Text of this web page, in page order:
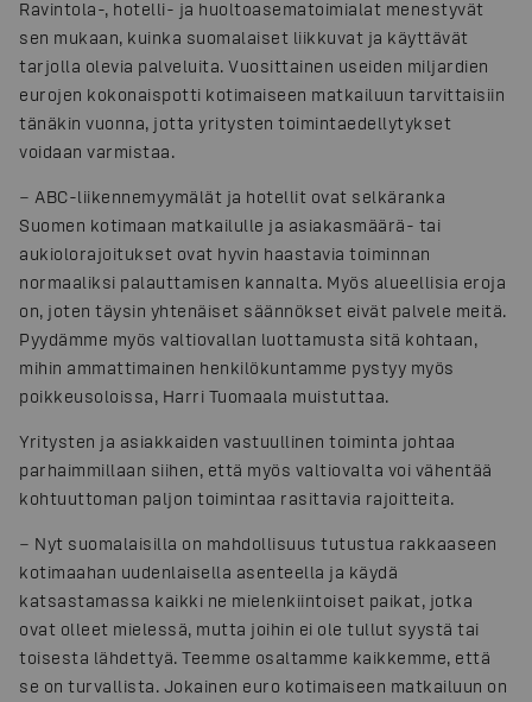
Ravintola-, hotelli- ja huoltoasematoimialat menestyvät
sen mukaan, kuinka suomalaiset liikkuvat ja käyttävät
tarjolla olevia palveluita. Vuosittainen useiden miljardien
eurojen kokonaispotti kotimaiseen matkailuun tarvittaisiin
tänäkin vuonna, jotta yritysten toimintaedellytykset
voidaan varmistaa.
− ABC-liikennemyymälät ja hotellit ovat selkäranka
Suomen kotimaan matkailulle ja asiakasmäärä- tai
aukiolorajoitukset ovat hyvin haastavia toiminnan
normaaliksi palauttamisen kannalta. Myös alueellisia eroja
on, joten täysin yhtenäiset säännökset eivät palvele meitä.
Pyydämme myös valtiovallan luottamusta sitä kohtaan,
mihin ammattimainen henkilökuntamme pystyy myös
poikkeusoloissa, Harri Tuomaala muistuttaa.
Yritysten ja asiakkaiden vastuullinen toiminta johtaa
parhaimmillaan siihen, että myös valtiovalta voi vähentää
kohtuuttoman paljon toimintaa rasittavia rajoitteita.
− Nyt suomalaisilla on mahdollisuus tutustua rakkaaseen
kotimaahan uudenlaisella asenteella ja käydä
katsastamassa kaikki ne mielenkiintoiset paikat, jotka
ovat olleet mielessä, mutta joihin ei ole tullut syystä tai
toisesta lähdettyä. Teemme osaltamme kaikkemme, että
se on turvallista. Jokainen euro kotimaiseen matkailuun on